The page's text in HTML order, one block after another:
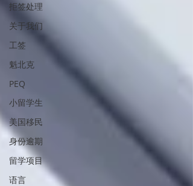
拒签处理
关于我们
工签
魁北克
PEQ
小留学生
美国移民
身份逾期
留学项目
语言